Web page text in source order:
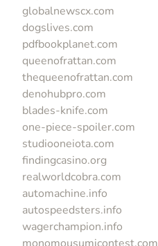
globalnewscx.com
dogslives.com
pdfbookplanet.com
queenofrattan.com
thequeenofrattan.com
denohubpro.com
blades-knife.com
one-piece-spoiler.com
studiooneiota.com
findingcasino.org
realworldcobra.com
automachine.info
autospeedsters.info
wagerchampion.info
monomousumicontest.com